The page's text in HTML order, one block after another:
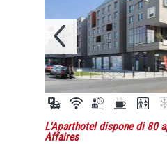
L'Aparthotel dispone di 80
Affaires